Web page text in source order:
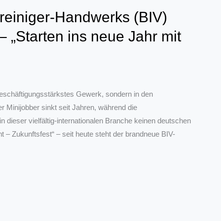
Handwerks (BIV)
„Starten ins neue Jahr mit
Gewerk, sondern in den
Minijobber sinkt seit Jahren, während die
dieser vielfältig-internationalen Branche keinen deutschen
Zukunftsfest“ – seit heute steht der brandneue BIV-